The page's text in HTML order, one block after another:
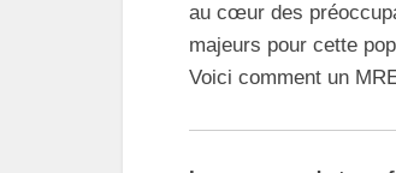
au cœur des
majeurs pour cette
Voici comment un